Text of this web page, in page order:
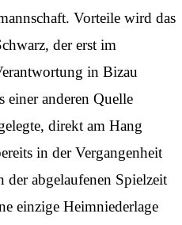
Vorteile wird das
der erst im
in Bizau
einer anderen Quelle
direkt am Hang
in der Vergangenheit
abgelaufenen Spielzeit
einzige Heimniederlage